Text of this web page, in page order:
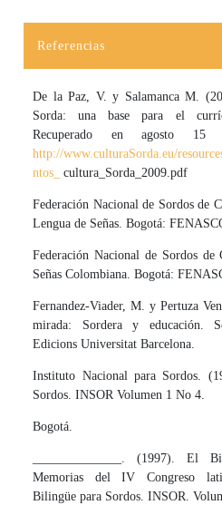
Referencias
De la Paz, V. y Salamanca M.
Sorda: una base para el
Recuperado en agosto 15
http://www.culturaSorda.eu/
ntos_
cultura_Sorda_2009.pdf
Federación Nacional de Sordos de
Lengua de Señas. Bogotá:
Federación Nacional de Sordos
Señas Colombiana. Bogotá:
Fernandez-Viader, M. y Pertuza
mirada: Sordera y educación.
Edicions Universitat Barcelona.
Instituto Nacional para Sordos.
Sordos. INSOR Volumen 1 No 4.
Bogotá.
______________. (1997). El
Memorias del IV Congreso
Bilingüe para Sordos. INSOR.